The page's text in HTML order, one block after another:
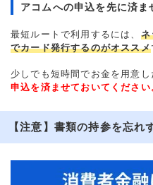
アコムへの申込を先に済ま
最短ルートで利用するには、 ネ
でカード発行するのがオススメ
少しでも短時間でお金を用意し
申込を済ませておいてください
【注意】書類の持参を忘れ